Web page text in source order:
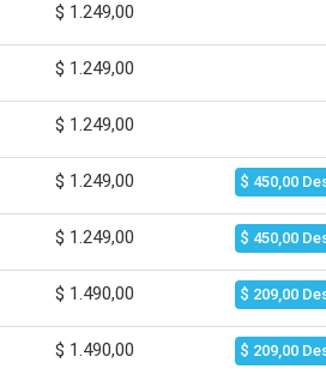
$ 1.249,00
$ 1.249,00
$ 1.249,00
$ 1.249,00 $ 450,00
$ 1.249,00 $ 450,00
$ 1.490,00 $ 209,00
$ 1.490,00 $ 209,00